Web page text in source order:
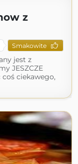
z
Smakowite
jest z
JESZCZE
ciekawego,